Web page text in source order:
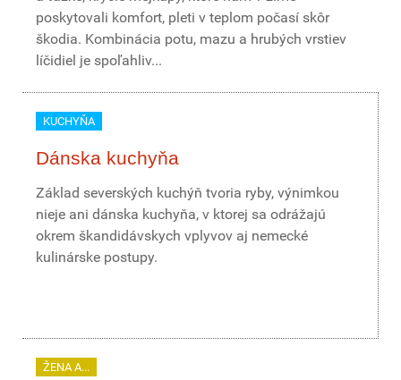
poskytovali komfort, pleti v teplom počasí skôr
škodia. Kombinácia potu, mazu a hrubých vrstiev
líčidiel je spoľahliv...
KUCHYŇA
Dánska kuchyňa
Základ severských kuchýň tvoria ryby, výnimkou
nieje ani dánska kuchyňa, v ktorej sa odrážajú
okrem škandidávskych vplyvov aj nemecké
kulinárske postupy.
ŽENA A...